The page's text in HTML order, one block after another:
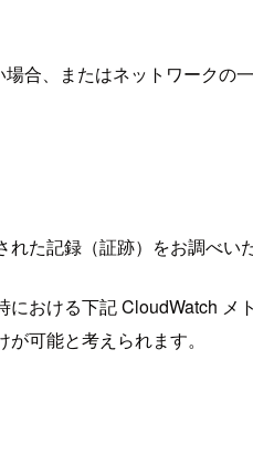
合、またはネットワークの
た記録（証跡）をお調べい
おける下記 CloudWatch
可能と考えられます。